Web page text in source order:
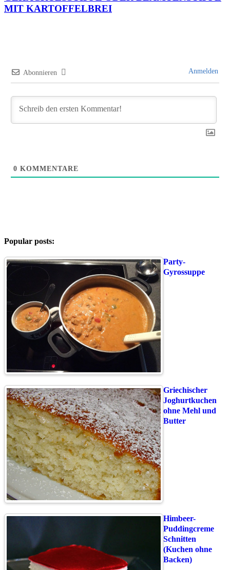
MIT KARTOFFELBREI
Abonnieren Anmelden
0 KOMMENTARE
Popular posts:
Party-
Gyrossuppe
Griechischer
Joghurtkuchen
ohne Mehl und
Butter
Himbeer-
Puddingcreme
Schnitten
(Kuchen ohne
Backen)